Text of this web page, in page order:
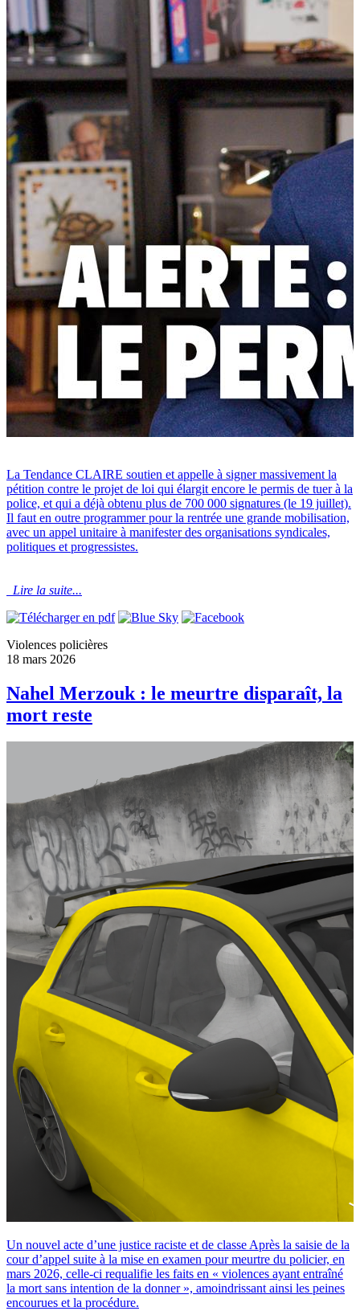
La Tendance CLAIRE soutien et appelle à signer massivement la
pétition contre le projet de loi qui élargit encore le permis de tuer à la
police, et qui a déjà obtenu plus de 700 000 signatures (le 19 juillet).
Il faut en outre programmer pour la rentrée une grande mobilisation,
avec un appel unitaire à manifester des organisations syndicales,
politiques et progressistes.
Lire la suite...
Violences policières
18 mars 2026
Nahel Merzouk : le meurtre disparaît, la
mort reste
Un nouvel acte d’une justice raciste et de classe Après la saisie de la
cour d’appel suite à la mise en examen pour meurtre du policier, en
mars 2026, celle-ci requalifie les faits en « violences ayant entraîné
la mort sans intention de la donner », amoindrissant ainsi les peines
encourues et la procédure.